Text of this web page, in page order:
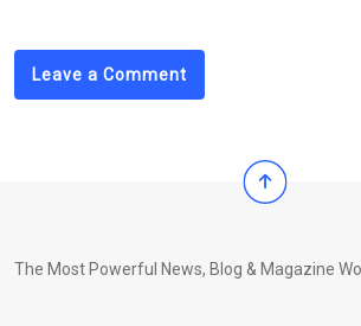
Leave a Comment
The Most Powerful News, Blog & Magazine